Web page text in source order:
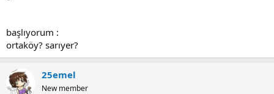
başlıyorum :
ortaköy? sarıyer?
25emel
New member